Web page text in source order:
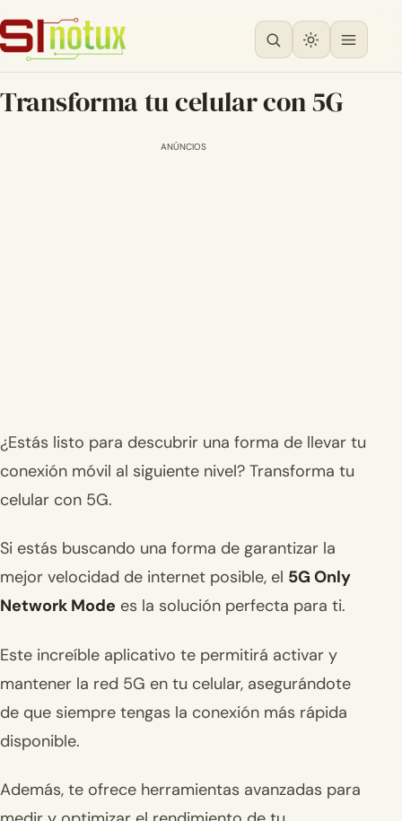
Transforma tu celular con 5G
ANÚNCIOS
¿Estás listo para descubrir una forma de llevar tu
conexión móvil al siguiente nivel? Transforma tu
celular con 5G.
Si estás buscando una forma de garantizar la
mejor velocidad de internet posible, el 5G Only
Network Mode es la solución perfecta para ti.
Este increíble aplicativo te permitirá activar y
mantener la red 5G en tu celular, asegurándote
de que siempre tengas la conexión más rápida
disponible.
Además, te ofrece herramientas avanzadas para